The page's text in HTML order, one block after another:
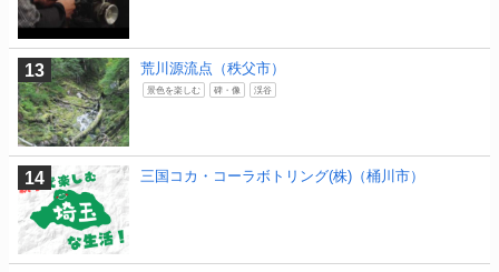
荒川源流点（秩父市）
景色を楽しむ 碑・像 渓谷
三国コカ・コーラボトリング(株)（桶川市）